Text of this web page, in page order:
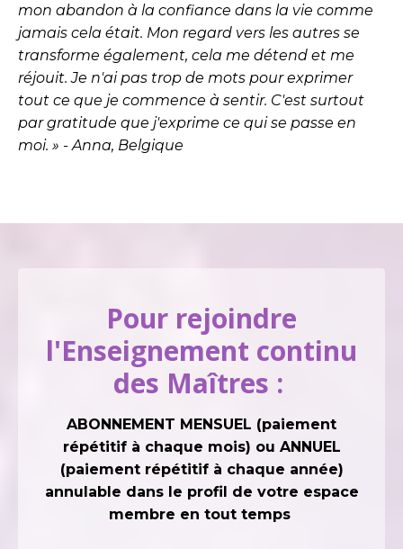
mon abandon à la confiance dans la vie comme
jamais cela était. Mon regard vers les autres se
transforme également, cela me détend et me
réjouit. Je n'ai pas trop de mots pour exprimer
tout ce que je commence à sentir. C'est surtout
par gratitude que j'exprime ce qui se passe en
moi. » - Anna, Belgique
Pour rejoindre
l'Enseignement continu
des Maîtres :
ABONNEMENT MENSUEL (paiement
répétitif à chaque mois) ou ANNUEL
(paiement répétitif à chaque année)
annulable dans le profil de votre espace
membre en tout temps